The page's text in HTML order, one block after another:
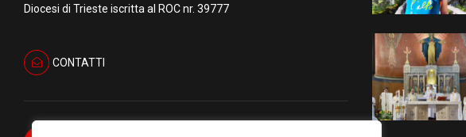
Diocesi di Trieste iscritta al ROC nr. 39777
CONTATTI